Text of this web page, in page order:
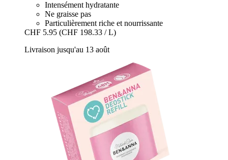
Intensément hydratante
Ne graisse pas
Particulièrement riche et nourrissante
CHF 5.95 (CHF 198.33 / L)
Livraison jusqu'au 13 août